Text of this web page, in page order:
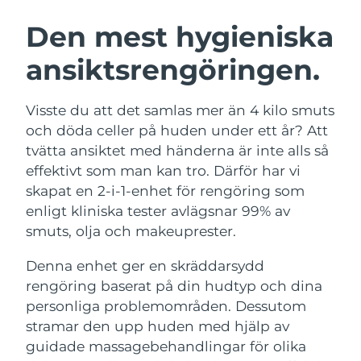
Den mest hygieniska
ansiktsrengöringen.
Visste du att det samlas mer än 4 kilo smuts
och döda celler på huden under ett år? Att
tvätta ansiktet med händerna är inte alls så
effektivt som man kan tro. Därför har vi
skapat en 2-i-1-enhet för rengöring som
enligt kliniska tester avlägsnar 99% av
smuts, olja och makeuprester.
Denna enhet ger en skräddarsydd
rengöring baserat på din hudtyp och dina
personliga problemområden. Dessutom
stramar den upp huden med hjälp av
guidade massagebehandlingar för olika
LUNA™ 4-paket
Anti-aging massage
LUNA™ 4 Plus
Massage, LED heating
LUNA™ 4 Men
For men, anti-aging massage
BEAR™ 2-paket
Microcurrent toning
BEAR™ 2 go
Microcurrent toning on-the-go
BEAR™ 2 eyes & lips
Microcurrent line smoothing device
Återfuktning
UFO™ 3-paket
Deep facial hydration
UFO™ 3 LED
Near-infrared and red light therapy
device
Munvård
issa™ 4
Hybrid silicone sonic toothbrush
issa™ 4 plus
Smart hybrid silicone sonic toothbrush
FAQ™ ANTI-AGING-BEHANDLING
Anti-aging LED-behandlingar
NEW
Österrike Förväntad leverans11/08/2026
Bahrain Förväntad leverans 12/08/2026
Belgien
Bermuda Förväntad leverans17/08/2026
Bosnien och
Hercegovina
Förväntad leverans 14/08/2026
Brunei Förväntad leverans
Bulgarien Förväntad leverans
Kanada Förväntad leverans15/08/2026
Chile Förväntad leverans15/08/2026